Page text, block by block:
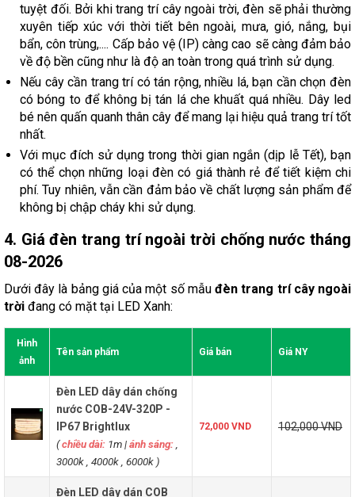
tuyệt đối. Bởi khi trang trí cây ngoài trời, đèn sẽ phải thường
xuyên tiếp xúc với thời tiết bên ngoài, mưa, gió, nắng, bụi
bẩn, côn trùng,.... Cấp bảo vệ (IP) càng cao sẽ càng đảm bảo
về độ bền cũng như là độ an toàn trong quá trình sử dụng.
Nếu cây cần trang trí có tán rộng, nhiều lá, bạn cần chọn đèn
có bóng to để không bị tán lá che khuất quá nhiều. Dây led
bé nên quấn quanh thân cây để mang lại hiệu quả trang trí tốt
nhất.
Với mục đích sử dụng trong thời gian ngắn (dịp lễ Tết), bạn
có thể chọn những loại đèn có giá thành rẻ để tiết kiệm chi
phí. Tuy nhiên, vẫn cần đảm bảo về chất lượng sản phẩm để
không bị chập cháy khi sử dụng.
4. Giá đèn trang trí ngoài trời chống nước tháng
08-2026
Dưới đây là bảng giá của một số mẫuđèn trang trí cây ngoài
trời đang có mặt tại LED Xanh:
Hình
ảnh
Tên sản phẩm Giá bán Giá NY
Đèn LED dây dán chống
nước COB-24V-320P -
IP67 Brightlux
(chiều dài: 1m|ánh sáng:
3000k , 4000k , 6000k )
72,000 VND 102,000 VND
Đèn LED dây dán COB